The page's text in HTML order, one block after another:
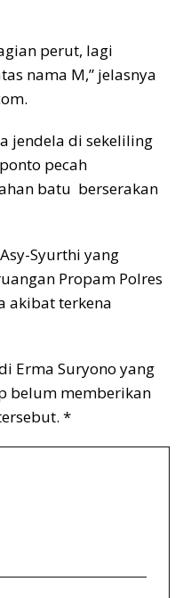
perut, lagi
nama M,” jelasnya
jendela di sekeliling
pecah
batu berserakan
Syurthi yang
Propam Polres
akibat terkena
Erma Suryono yang
belum memberikan
*